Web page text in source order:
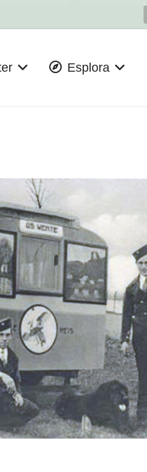
Esplora